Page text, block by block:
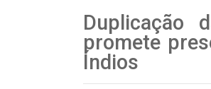
Duplicação
promete
Índios